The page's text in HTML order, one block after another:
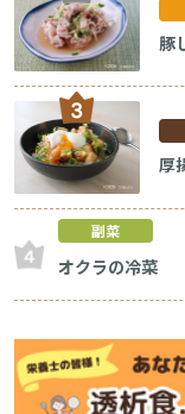
豚
厚
副菜
オクラの冷菜